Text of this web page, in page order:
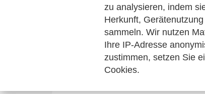
zu analysieren, indem
Herkunft,
sammeln. Wir nutzen
Ihre IP-Adresse
zustimmen, setzen Sie
Cookies.